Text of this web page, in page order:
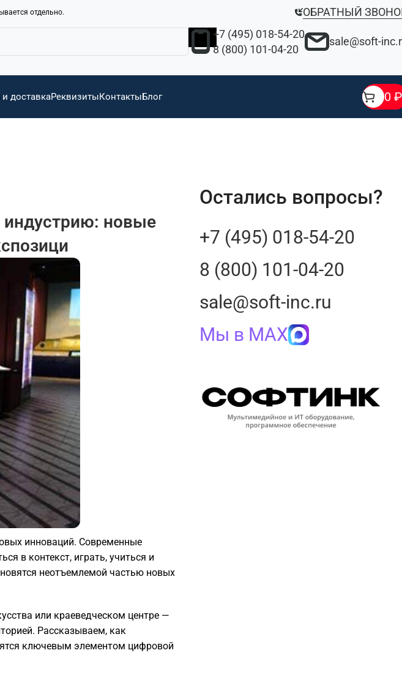
отдельно.
ОБРАТНЫЙ
+7 (495) 018-54-20
8 (800) 101-04-20
sale@soft-
доставкаРеквизитыКонтактыБлог 0 ₽
новые
инноваций. Современные
в контекст, играть, учиться и
неотъемлемой частью новых
или краеведческом центре —
Рассказываем, как
ключевым элементом цифровой
Остались вопросы?
+7 (495) 018-54-20
8 (800) 101-04-20
sale@soft-inc.ru
Мы в MAX